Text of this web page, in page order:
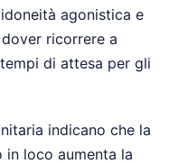
agonistica e
ricorrere a
di attesa per gli
indicano che la
in loco aumenta la